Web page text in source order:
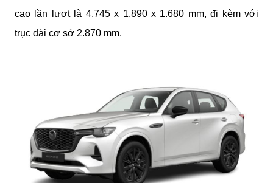
cao lần lượt là 4.745 x 1.890 x 1.680 mm, đi kèm với
trục dài cơ sở 2.870 mm.